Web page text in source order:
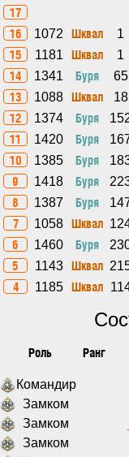
17
16 1072 Шквал 1
15 1181 Шквал 1
14 1341 Буря 65
13 1088 Шквал 18
12 1374 Буря
11 1420 Буря
10 1385 Буря
9 1418 Буря
8 1387 Буря
7 1058 Шквал
6 1460 Буря
5 1143 Шквал
4 1185 Шквал
Роль Ранг
Командир
Замком
Замком
Замком